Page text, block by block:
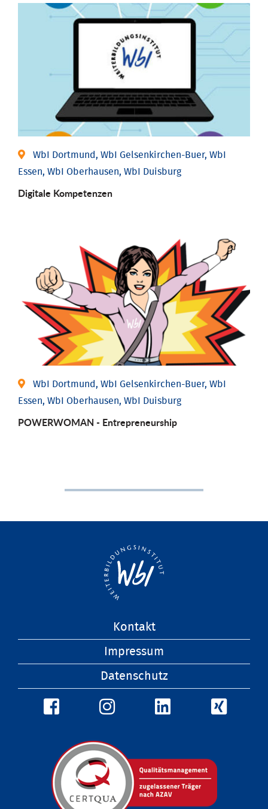
WbI Dortmund, WbI Gelsenkirchen-Buer, WbI
Essen, WbI Oberhausen, WbI Duisburg
Digitale Kompetenzen
WbI Dortmund, WbI Gelsenkirchen-Buer, WbI
Essen, WbI Oberhausen, WbI Duisburg
POWERWOMAN - Entrepreneurship
Kontakt
Impressum
Datenschutz